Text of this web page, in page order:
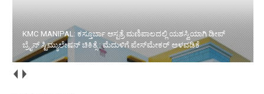
KMC MANIPAL: ಕಸ್ತೂರ್ಬಾ ಆಸ್ಪತ್ರೆ ಮಣಿಪಾಲದಲ್ಲಿ ಯಶಸ್ವಿಯಾಗಿ ಡೀಪ್
ಬ್ರೈನ್ ಸ್ಟಿಮ್ಯುಲೇಷನ್ ಚಿಕಿತ್ಸೆ : ಮೆದುಳಿಗೆ ಪೇಸ್‌ಮೇಕರ್ ಅಳವಡಿಕೆ